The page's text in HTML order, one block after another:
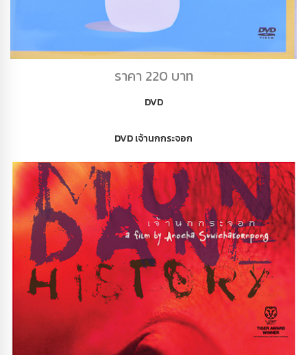
DVD KONG PAHURAK COMPILATION
ราคา 220 บาท
DVD
DVD เจ้านกกระจอก